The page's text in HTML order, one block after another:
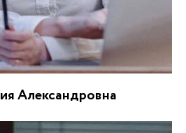
Александровна